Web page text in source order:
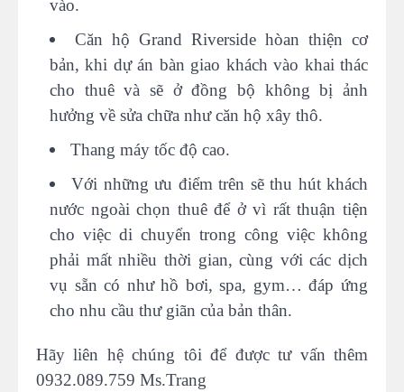
vào.
Căn hộ Grand Riverside hòan thiện cơ
bản, khi dự án bàn giao khách vào khai thác
cho thuê và sẽ ở đồng bộ không bị ảnh
hưởng về sửa chữa như căn hộ xây thô.
Thang máy tốc độ cao.
Với những ưu điểm trên sẽ thu hút khách
nước ngoài chọn thuê để ở vì rất thuận tiện
cho việc di chuyển trong công việc không
phải mất nhiều thời gian, cùng với các dịch
vụ sẵn có như hồ bơi, spa, gym… đáp ứng
cho nhu cầu thư giãn của bản thân.
Hãy liên hệ chúng tôi để được tư vấn thêm
0932.089.759 Ms.Trang